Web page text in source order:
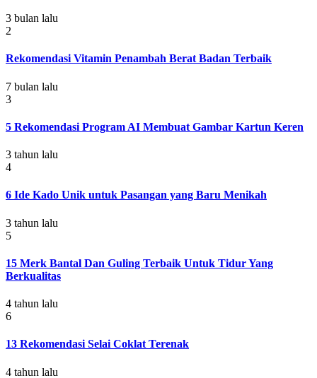
3 bulan lalu
2
Rekomendasi Vitamin Penambah Berat Badan Terbaik
7 bulan lalu
3
5 Rekomendasi Program AI Membuat Gambar Kartun Keren
3 tahun lalu
4
6 Ide Kado Unik untuk Pasangan yang Baru Menikah
3 tahun lalu
5
15 Merk Bantal Dan Guling Terbaik Untuk Tidur Yang
Berkualitas
4 tahun lalu
6
13 Rekomendasi Selai Coklat Terenak
4 tahun lalu